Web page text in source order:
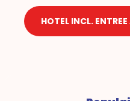
HOTEL INCL.